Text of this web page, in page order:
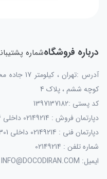
درباره فروشگاهشماره پشتیبانی :
آدرس
کوچه ششم ، پلاک 4
کد پستی :1397137182
دپارتمان فروش : 02149214 داخلی 106
دپارتمان فنی : 02149214 داخلی 301
شماره تلفن : 02149214
ایمیل: INFO@DOCODIRAN.COM